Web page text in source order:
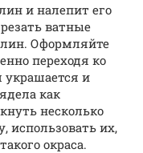
и налепит его
ватные
Оформляйте
переходя ко
и
как
несколько
использовать их,
окраса.